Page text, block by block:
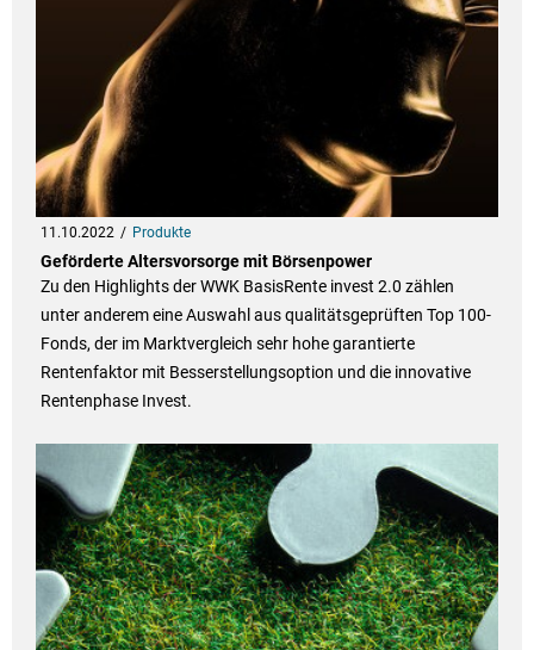
11.10.2022 Produkte
Geförderte Altersvorsorge mit Börsenpower
Zu den Highlights der WWK BasisRente invest 2.0 zählen
unter anderem eine Auswahl aus qualitätsgeprüften Top 100-
Fonds, der im Marktvergleich sehr hohe garantierte
Rentenfaktor mit Besserstellungsoption und die innovative
Rentenphase Invest.